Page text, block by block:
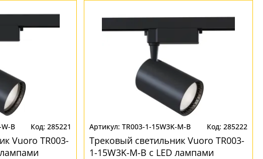
B 285221
Vuoro TR003-
лампами
TR003-1-15W3K-M-B 285222
Трековый светильник Vuoro TR003-
1-15W3K-M-B с LED лампами